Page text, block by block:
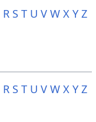
R S T U V W X Y Z
R S T U V W X Y Z